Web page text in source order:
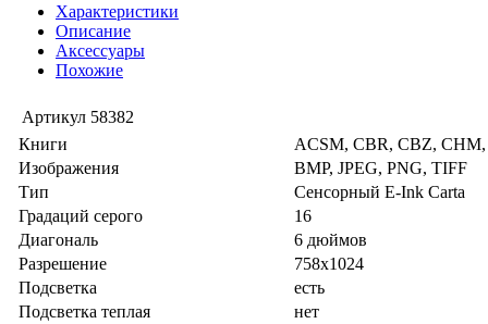
Характеристики
Описание
Аксессуары
Похожие
Артикул 58382
Книги
ACSM, CBR, CBZ,
Изображения
BMP, JPEG, PNG, TIFF
Тип
Сенсорный E-Ink Carta
Градаций серого
16
Диагональ
6 дюймов
Разрешение
758x1024
Подсветка
есть
Подсветка теплая
нет